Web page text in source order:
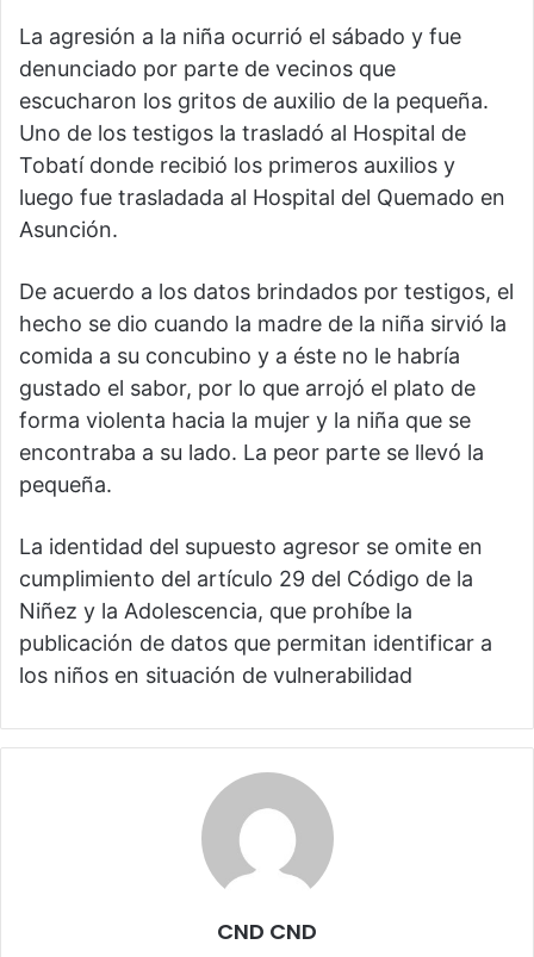
La agresión a la niña ocurrió el sábado y fue
denunciado por parte de vecinos que
escucharon los gritos de auxilio de la pequeña.
Uno de los testigos la trasladó al Hospital de
Tobatí donde recibió los primeros auxilios y
luego fue trasladada al Hospital del Quemado en
Asunción.
De acuerdo a los datos brindados por testigos, el
hecho se dio cuando la madre de la niña sirvió la
comida a su concubino y a éste no le habría
gustado el sabor, por lo que arrojó el plato de
forma violenta hacia la mujer y la niña que se
encontraba a su lado. La peor parte se llevó la
pequeña.
La identidad del supuesto agresor se omite en
cumplimiento del artículo 29 del Código de la
Niñez y la Adolescencia, que prohíbe la
publicación de datos que permitan identificar a
los niños en situación de vulnerabilidad
CND CND